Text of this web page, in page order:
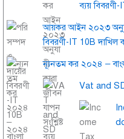
ব্যয়
আয়কর আইন ২০২৩
বিবরণী-IT 10B দাখিল
ন্যূনতম কর ২০২৪ –
Vat and